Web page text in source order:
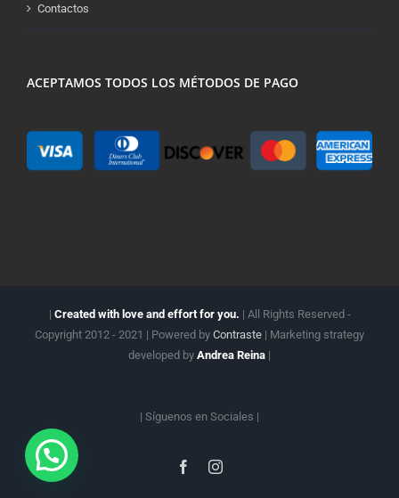
Contactos
ACEPTAMOS TODOS LOS MÉTODOS DE PAGO
| Created with love and effort for you. | All Rights Reserved -
Copyright 2012 - 2021 | Powered by Contraste | Marketing strategy
developed by Andrea Reina |
| Síguenos en Sociales |
FacebookInstagram